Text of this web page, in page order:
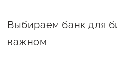
Выбираем банк для
важном